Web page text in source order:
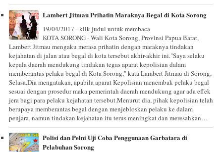
Lambert Jitmau Prihatin Maraknya Begal di Kota Sorong
19/04/2017 - klik judul untuk membaca
KOTA SORONG - Wali Kota Sorong, Provinsi Papua Barat,
Lambert Jitmau mengaku merasa prihatin dengan maraknya tindakan
kejahatan di jalan atau begal di kota tersebut akhir-akhir ini."Saya selaku
kepala daerah mendukung tindakan tegas aparat kepolisian dalam
memberantas pelaku begal di Kota Sorong," kata Lambert Jitmau di Sorong,
Selasa.Dia mengatakan, apabila aparat Kepolisian menembak pelaku begal
sesuai dengan prosedur maka pemerintah daerah mendukung agar ada effek
jera bagi para pelaku kejahatan tersebut.Menurut dia, pihak kepolisian telah
berupaya memberantas begal dengan menjebloskan pelaku ke dalam
penjara, namun tindakan kejahatan itu terus meningkat dan meresahkan…
Polisi dan Pelni Uji Coba Penggunaan Garbatara di
Pelabuhan Sorong